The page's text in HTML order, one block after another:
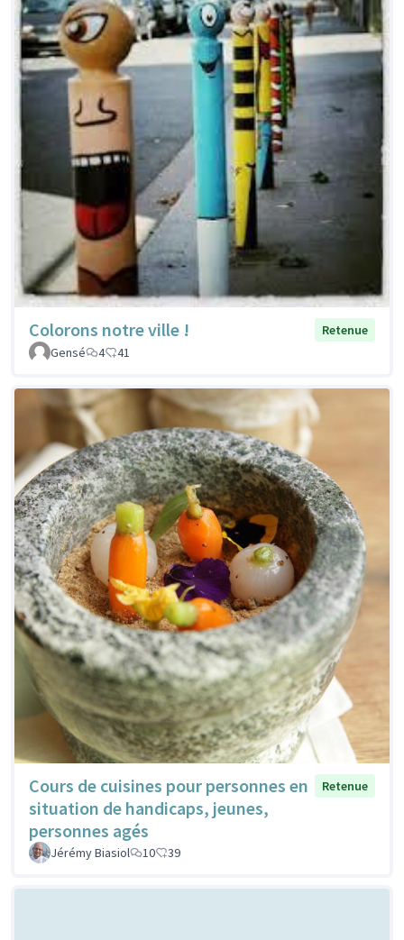
Colorons notre ville !
Retenue
Gensé
4 41
Cours de cuisines pour personnes en
situation de handicaps, jeunes,
personnes agés
Retenue
Jérémy Biasiol 10 39